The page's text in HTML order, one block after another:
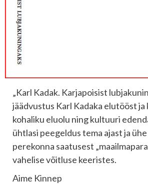
„Karl Kadak. Karjapoisist
jäädvustus Karl Kadaka elutööst ja
kohaliku eluolu ning kultuuri
ühtlasi peegeldus tema ajast ja
perekonna saatusest
vahelise võitluse keeristes.
Aime Kinnep